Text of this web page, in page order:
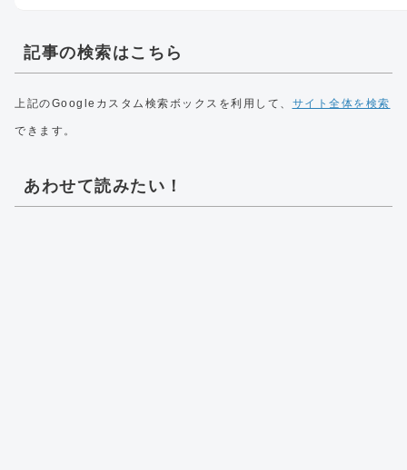
記事の検索はこちら
上記のGoogleカスタム検索ボックスを利用して、 サイト全体を検索
できます。
あわせて読みたい！